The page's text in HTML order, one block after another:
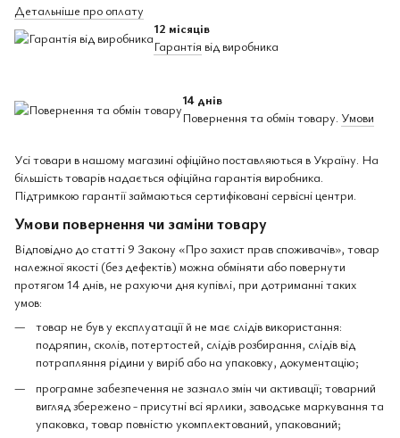
Детальніше про оплату
12 місяців
Гарантія від виробника
14 днів
Повернення та обмін товару. Умови
Усі товари в нашому магазині офіційно поставляються в Україну. На
більшість товарів надається офіційна гарантія виробника.
Підтримкою гарантії займаються сертифіковані сервісні центри.
Умови повернення чи заміни товару
Відповідно до статті 9 Закону «Про захист прав споживачів», товар
належної якості (без дефектів) можна обміняти або повернути
протягом 14 днів, не рахуючи дня купівлі, при дотриманні таких
умов:
товар не був у експлуатації й не має слідів використання:
подряпин, сколів, потертостей, слідів розбирання, слідів від
потрапляння рідини у виріб або на упаковку, документацію;
програмне забезпечення не зазнало змін чи активації; товарний
вигляд збережено - присутні всі ярлики, заводське маркування та
упаковка, товар повністю укомплектований, упакований;